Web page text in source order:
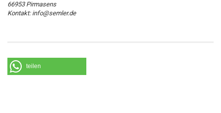
66953 Pirmasens
Kontakt: info@semler.de
teilen